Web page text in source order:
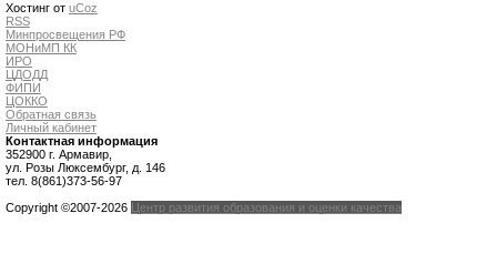
Хостинг от uCoz
RSS
Минпросвещения РФ
МОНиМП КК
ИРО
ЦДОДД
ФИПИ
ЦОККО
Обратная связь
Личный кабинет
Контактная информация
352900 г. Армавир,
ул. Розы Люксембург, д. 146
тел. 8(861)373-56-97
Copyright ©2007-2026 Центр развития образования и оценки качества